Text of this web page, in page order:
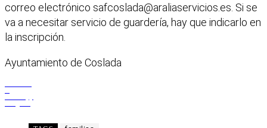
correo electrónico safcoslada@araliaservicios.es. Si se
va a necesitar servicio de guardería, hay que indicarlo en
la inscripción.
Ayuntamiento de Coslada